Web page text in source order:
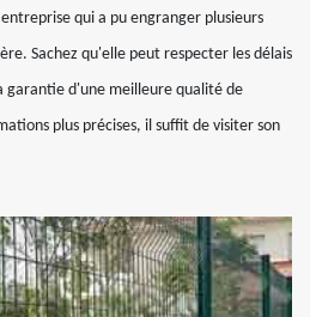
qui a pu engranger plusieurs
Sachez qu'elle peut respecter les délais
garantie d'une meilleure qualité de
plus précises, il suffit de visiter son